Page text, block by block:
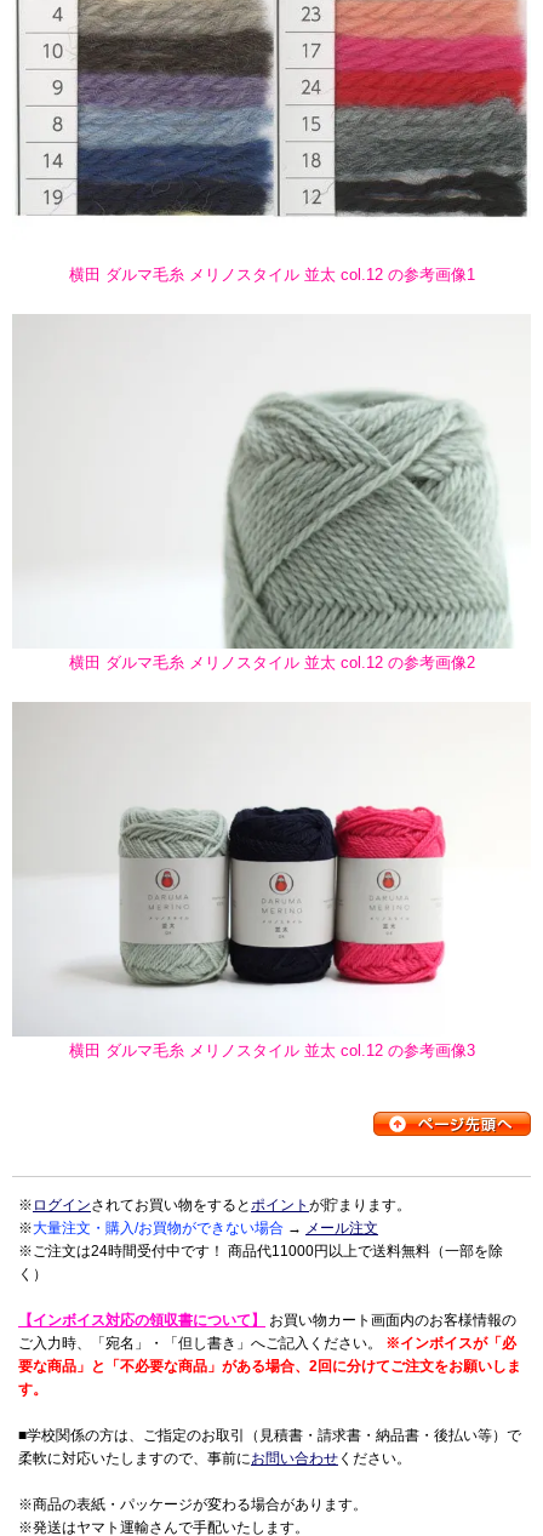
横田 ダルマ毛糸 メリノスタイル 並太 col.12 の参考画像1
横田 ダルマ毛糸 メリノスタイル 並太 col.12 の参考画像2
横田 ダルマ毛糸 メリノスタイル 並太 col.12 の参考画像3
※ ログインされてお買い物をするとポイント が貯まります。
※大量注文・購入/お買物ができない場合 → メール注文
※ご注文は24時間受付中です！ 商品代11000円以上で送料無料（一部を除
く）
【インボイス対応の領収書について】
お買い物カート画面内のお客様情報の
ご入力時、「宛名」・「但し書き」へご記入ください。 ※インボイスが「必
要な商品」と「不必要な商品」がある場合、2回に分けてご注文をお願いしま
す。
■学校関係の方は、ご指定のお取引（見積書・請求書・納品書・後払い等）で
柔軟に対応いたしますので、事前にお問い合わせ ください。
※商品の表紙・パッケージが変わる場合があります。
※発送はヤマト運輸さんで手配いたします。